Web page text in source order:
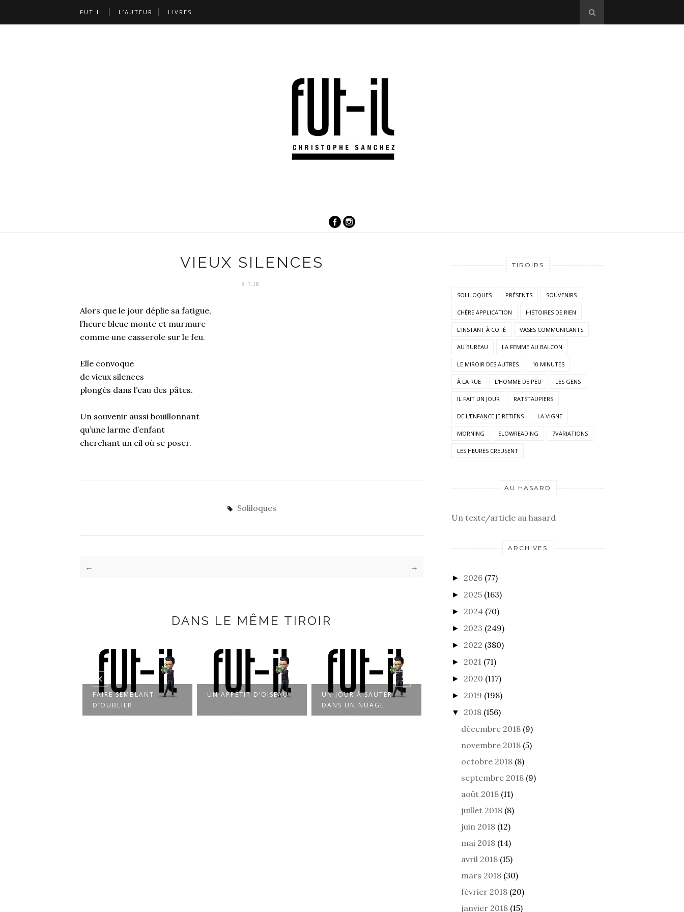
FUT-IL L’AUTEUR LIVRES
VIEUX SILENCES
8.7.18
Alors que le jour déplie sa fatigue,
l’heure bleue monte et murmure
comme une casserole sur le feu.
Elle convoque
de vieux silences
plongés dans l’eau des pâtes.
Un souvenir aussi bouillonnant
qu’une larme d’enfant
cherchant un cil où se poser.
Soliloques
← →
DANS LE MÊME TIROIR
UN APPÉTIT D’OISEAU
UN JOUR À SAUTER
PLEIN COMME UN ŒUF DANS LE PRESQUE NOIR
TIROIRS
SOLILOQUES PRÉSENTS SOUVENIRS
CHÈRE APPLICATION HISTOIRES DE RIEN
L'INSTANT À COTÉ VASES COMMUNICANTS
AU BUREAU LA FEMME AU BALCON
LE MIROIR DES AUTRES 10 MINUTES
À LA RUE L'HOMME DE PEU LES GENS
IL FAIT UN JOUR RATSTAUPIERS
DE L'ENFANCE JE RETIENS LA VIGNE
MORNING SLOWREADING 7VARIATIONS
LES HEURES CREUSENT
AU HASARD
Un texte/article au hasard
ARCHIVES
► 2026 (77)
► 2025 (163)
► 2024 (70)
► 2023 (249)
► 2022 (380)
► 2021 (71)
► 2020 (117)
► 2019 (198)
▼ 2018 (156)
décembre 2018 (9)
novembre 2018 (5)
octobre 2018 (8)
septembre 2018 (9)
août 2018 (11)
juillet 2018 (8)
juin 2018 (12)
mai 2018 (14)
avril 2018 (15)
mars 2018 (30)
février 2018 (20)
janvier 2018 (15)